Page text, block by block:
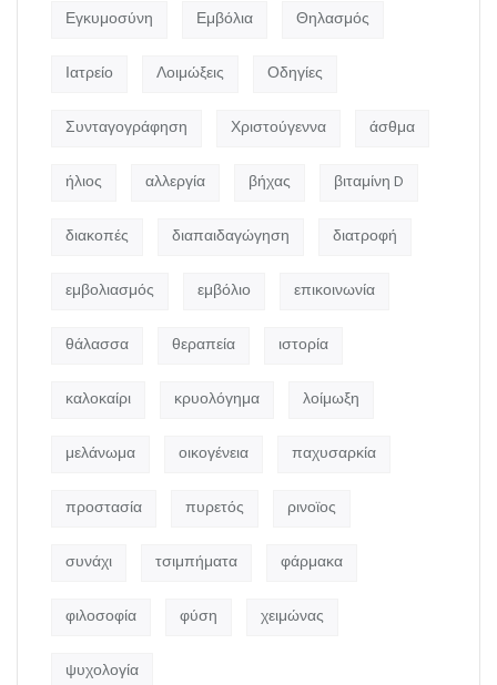
Εγκυμοσύνη Εμβόλια Θηλασμός
Ιατρείο Λοιμώξεις Οδηγίες
Συνταγογράφηση Χριστούγεννα άσθμα
ήλιος αλλεργία βήχας βιταμίνη D
διακοπές διαπαιδαγώγηση διατροφή
εμβολιασμός εμβόλιο επικοινωνία
θάλασσα θεραπεία ιστορία
καλοκαίρι κρυολόγημα λοίμωξη
μελάνωμα οικογένεια παχυσαρκία
προστασία πυρετός ρινοϊος
συνάχι τσιμπήματα φάρμακα
φιλοσοφία φύση χειμώνας
ψυχολογία